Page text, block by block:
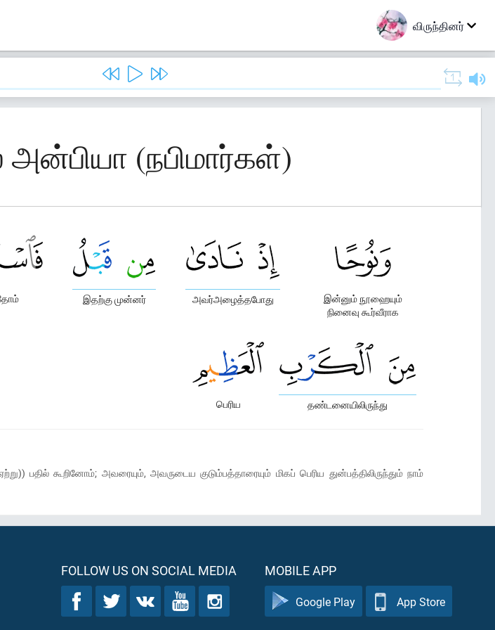
விருந்தினர்
அன்பியா (நபிமார்கள்)
இன்னும் நூஹையும்
நினைவு கூர்வீராக
அவர்அழைத்தபோது
இதற்கு முன்னர்
தண்டனையிலிருந்து
பெரிய
கூறினோம்; அவரையும், அவருடைய குடும்பத்தாரையும் மிகப் பெரிய துன்பத்திலிருந்தும் நாம்
FOLLOW US ON SOCIAL MEDIA MOBILE APP
Google Play App Store